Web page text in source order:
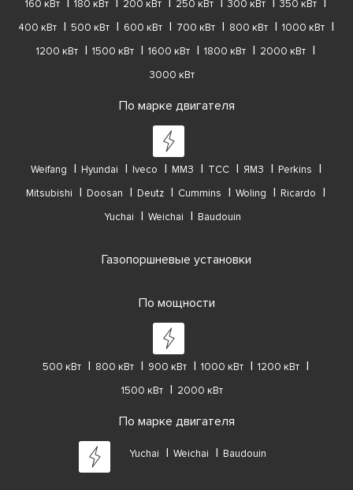
160 кВт
180 кВт 200 кВт 250 кВт 300 кВт
350 кВт
400 кВт
500 кВт 600 кВт 700 кВт 800 кВт
1000 кВт
1200 кВт
1500 кВт 1600 кВт 1800 кВт
2000 кВт
3000 кВт
По марке двигателя
Weifang Hyundai Iveco ММЗ ТСС ЯМЗ
Perkins
Mitsubishi
Doosan Deutz Cummins Woling
Ricardo
Yuchai
Weichai Baudouin
Газопоршневые установки
По мощности
500 кВт 800 кВт 900 кВт 1000 кВт
1200 кВт
1500 кВт
2000 кВт
По марке двигателя
Yuchai Weichai Baudouin